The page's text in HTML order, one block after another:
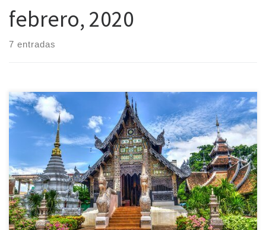
febrero, 2020
7 entradas
Bellezas de Tailandia y Krabi DESDE 2150€ 14 Días / 11 Noches DÍA
1 VUELO INTERNACIONAL Presentación en el aeropuerto 02 horas
antes de la salida del vuelo aproximadamente. Salida en Vuelo
regular clase turista, vía punto europeo con destino
Bangkok. Noche a bordo. DÍA 2 LLEGADA A BANGKOK Llegada a […]